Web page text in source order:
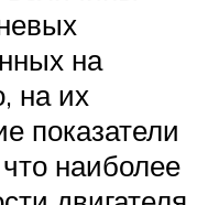
на
на их
показатели
наиболее